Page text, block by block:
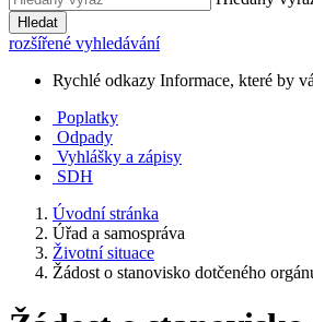
Hledat
rozšířené vyhledávání
Rychlé odkazy Informace, které by
Poplatky
Odpady
Vyhlášky a zápisy
SDH
Úvodní stránka
Úřad a samospráva
Životní situace
Žádost o stanovisko dotčeného